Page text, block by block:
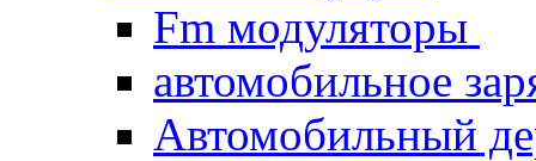
Fm модуляторы
автомобильное
Автомобильный